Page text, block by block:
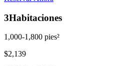
3Habitaciones
1,000-1,800 pies²
$2,139